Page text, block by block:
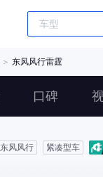
＞ 东风风行雷霆
口碑
东风风行 紧凑型车